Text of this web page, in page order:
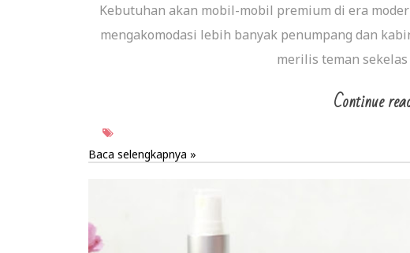
Kebutuhan akan mobil-mobil premium di era
mengakomodasi lebih banyak penumpang dan
merilis teman sekelas
Continue
Baca selengkapnya »